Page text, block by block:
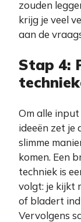
zouden
krijg je veel
aan de
Stap 4:
Om alle
ideeën zet je
slimme
komen. Een
techniek is
volgt: je kijkt
of bladert
Vervolgens